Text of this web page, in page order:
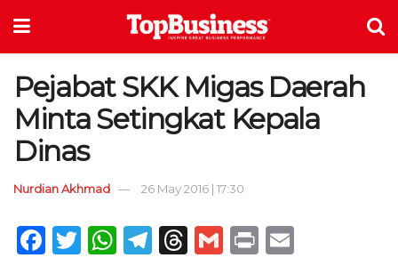
Pejabat SKK Migas Daerah
Minta Setingkat Kepala
Dinas
Nurdian Akhmad 26 May 2016 | 17:30
F
T
W T
T
G P